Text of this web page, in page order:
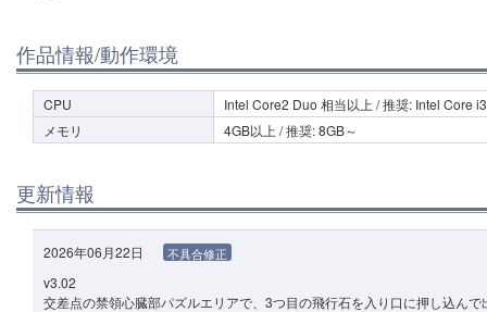
作品情報/動作環境
CPU
Intel Core2 Duo 相当以上 / 推奨: Intel Core
メモリ
4GB以上 / 推奨: 8GB～
更新情報
2026年06月22日 不具合修正
v3.02
交差点の禁領心臓部パズルエリアで、3つ目の飛行石を入り口に押し込ん